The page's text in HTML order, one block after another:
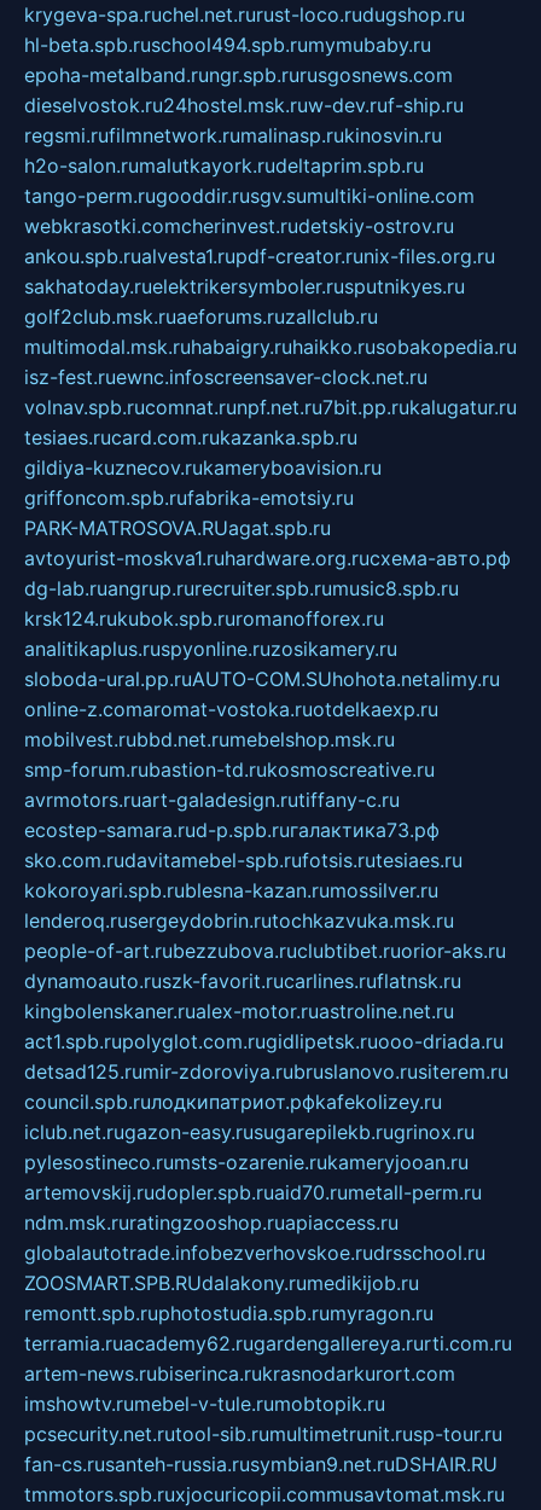
krygeva-spa.ruchel.net.rurust-loco.rudugshop.ru
hl-beta.spb.ruschool494.spb.rumymubaby.ru
epoha-metalband.rungr.spb.rurusgosnews.com
dieselvostok.ru24hostel.msk.ruw-dev.ruf-ship.ru
regsmi.rufilmnetwork.rumalinasp.rukinosvin.ru
h2o-salon.rumalutkayork.rudeltaprim.spb.ru
tango-perm.rugooddir.rusgv.sumultiki-online.com
webkrasotki.comcherinvest.rudetskiy-ostrov.ru
ankou.spb.rualvesta1.rupdf-creator.runix-files.org.ru
sakhatoday.ruelektrikersymboler.rusputnikyes.ru
golf2club.msk.ruaeforums.ruzallclub.ru
multimodal.msk.ruhabaigry.ruhaikko.rusobakopedia.ru
isz-fest.ruewnc.infoscreensaver-clock.net.ru
volnav.spb.rucomnat.runpf.net.ru7bit.pp.rukalugatur.ru
tesiaes.rucard.com.rukazanka.spb.ru
gildiya-kuznecov.rukameryboavision.ru
griffoncom.spb.rufabrika-emotsiy.ru
PARK-MATROSOVA.RUagat.spb.ru
avtoyurist-moskva1.ruhardware.org.ruсхема-авто.рф
dg-lab.ruangrup.rurecruiter.spb.rumusic8.spb.ru
krsk124.rukubok.spb.ruromanofforex.ru
analitikaplus.ruspyonline.ruzosikamery.ru
sloboda-ural.pp.ruAUTO-COM.SUhohota.netalimy.ru
online-z.comaromat-vostoka.ruotdelkaexp.ru
mobilvest.rubbd.net.rumebelshop.msk.ru
smp-forum.rubastion-td.rukosmoscreative.ru
avrmotors.ruart-galadesign.rutiffany-c.ru
ecostep-samara.rud-p.spb.ruгалактика73.рф
sko.com.rudavitamebel-spb.rufotsis.rutesiaes.ru
kokoroyari.spb.rublesna-kazan.rumossilver.ru
lenderoq.rusergeydobrin.rutochkazvuka.msk.ru
people-of-art.rubezzubova.ruclubtibet.ruorior-aks.ru
dynamoauto.ruszk-favorit.rucarlines.ruflatnsk.ru
kingbolenskaner.rualex-motor.ruastroline.net.ru
act1.spb.rupolyglot.com.rugidlipetsk.ruooo-driada.ru
detsad125.rumir-zdoroviya.rubruslanovo.rusiterem.ru
council.spb.ruлодкипатриот.рфkafekolizey.ru
iclub.net.rugazon-easy.rusugarepilekb.rugrinox.ru
pylesostineco.rumsts-ozarenie.rukameryjooan.ru
artemovskij.rudopler.spb.ruaid70.rumetall-perm.ru
ndm.msk.ruratingzooshop.ruapiaccess.ru
globalautotrade.infobezverhovskoe.rudrsschool.ru
ZOOSMART.SPB.RUdalakony.rumedikijob.ru
remontt.spb.ruphotostudia.spb.rumyragon.ru
terramia.ruacademy62.rugardengallereya.rurti.com.ru
artem-news.rubiserinca.rukrasnodarkurort.com
imshowtv.rumebel-v-tule.rumobtopik.ru
pcsecurity.net.rutool-sib.rumultimetrunit.rusp-tour.ru
fan-cs.rusanteh-russia.rusymbian9.net.ruDSHAIR.RU
tmmotors.spb.ruxjocuricopii.commusavtomat.msk.ru